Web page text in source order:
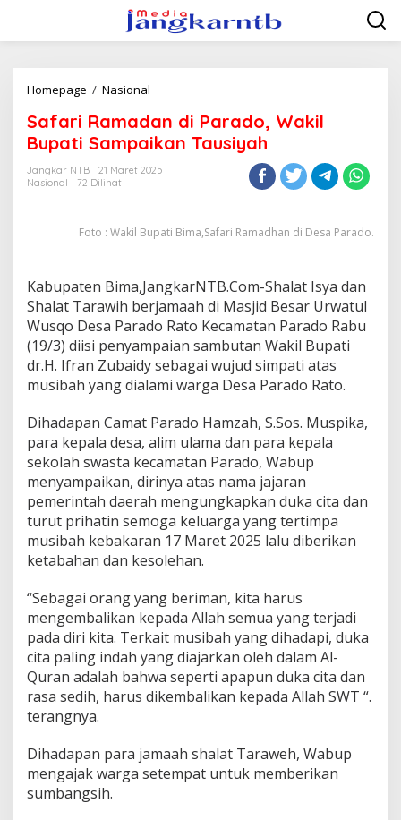
konten
Homepage / Nasional
di
Parado,
Wakil
Bupati
Safari Ramadan di Parado, Wakil
Bupati Sampaikan Tausiyah
Jangkar NTB
21 Maret 2025
Nasional
72 Dilihat
Foto : Wakil Bupati Bima,Safari Ramadhan di Desa Parado.
Kabupaten Bima,JangkarNTB.Com-Shalat Isya dan
Shalat Tarawih berjamaah di Masjid Besar Urwatul
Wusqo Desa Parado Rato Kecamatan Parado Rabu
(19/3) diisi penyampaian sambutan Wakil Bupati
dr.H. Ifran Zubaidy sebagai wujud simpati atas
musibah yang dialami warga Desa Parado Rato.
Dihadapan Camat Parado Hamzah, S.Sos. Muspika,
para kepala desa, alim ulama dan para kepala
sekolah swasta kecamatan Parado, Wabup
menyampaikan, dirinya atas nama jajaran
pemerintah daerah mengungkapkan duka cita dan
turut prihatin semoga keluarga yang tertimpa
musibah kebakaran 17 Maret 2025 lalu diberikan
ketabahan dan kesolehan.
“Sebagai orang yang beriman, kita harus
mengembalikan kepada Allah semua yang terjadi
pada diri kita. Terkait musibah yang dihadapi, duka
cita paling indah yang diajarkan oleh dalam Al-
Quran adalah bahwa seperti apapun duka cita dan
rasa sedih, harus dikembalikan kepada Allah SWT “.
terangnya.
Dihadapan para jamaah shalat Taraweh, Wabup
mengajak warga setempat untuk memberikan
sumbangsih.